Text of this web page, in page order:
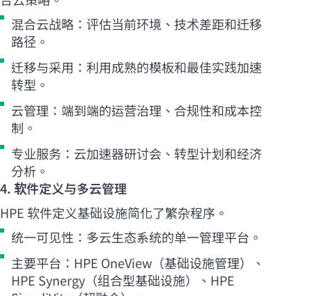
混合云战略：评估当前环境、技术差距和迁移
路径。
迁移与采用：利用成熟的模板和最佳实践加速
转型。
云管理：端到端的运营治理、合规性和成本控
制。
专业服务：云加速器研讨会、转型计划和经济
分析。
4. 软件定义与多云管理
HPE 软件定义基础设施简化了繁杂程序。
统一可见性：多云生态系统的单一管理平台。
主要平台：HPE OneView（基础设施管理）、
HPE Synergy（组合型基础设施）、HPE